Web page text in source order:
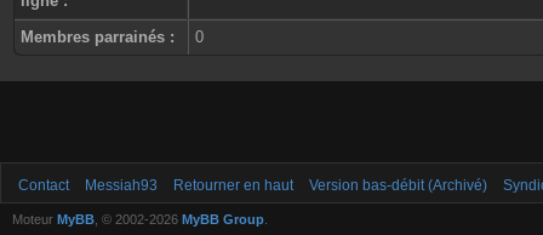
Membres parrainés : 0
Contact Messiah93 Retourner en haut Version bas-débit (Archivé)
Moteur MyBB , © 2002-2026 MyBB Group